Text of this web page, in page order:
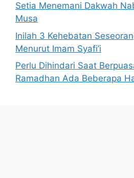
Setia Menemani Dakwah
Musa
Inilah 3 Kehebatan
Menurut Imam Syafi’i
Perlu Dihindari Saat
Ramadhan Ada Beberapa